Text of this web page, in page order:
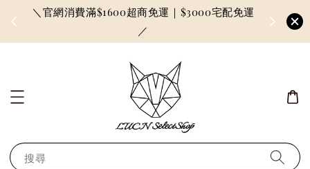
＼官網消費滿$1600超商免運｜$3000宅配免運
／
因訂單
搜尋